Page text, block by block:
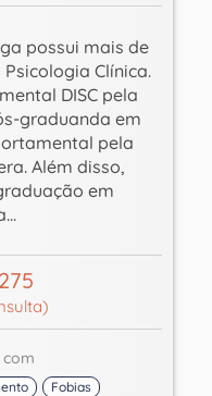
possui mais de
Clínica.
DISC pela
graduanda em
pela
Além disso,
em
Fobias